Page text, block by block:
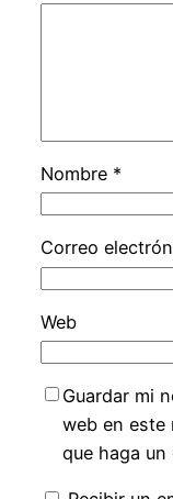
Nombre *
Correo
Web
Guardar mi
web en este
que haga